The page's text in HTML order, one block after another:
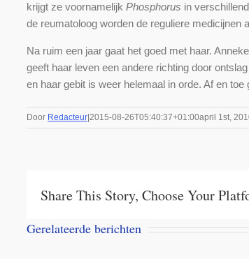
krijgt ze voornamelijk Phosphorus in
de reumatoloog worden de reguliere medicijnen
Na ruim een jaar gaat het goed met haar.
geeft haar leven een andere richting door
en haar gebit is weer helemaal in orde. Af en toe
Door Redacteur 2015-08-26T05:40:37+01:00april 1st,
Share This Story, Choose Your
Gerelateerde berichten